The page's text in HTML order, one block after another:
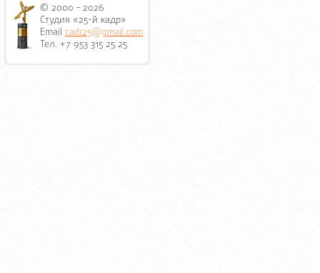
© 2000 – 2026
Студия «25-й кадр»
Email cadr25@gmail.com
Тел. +7 953 315 25 25